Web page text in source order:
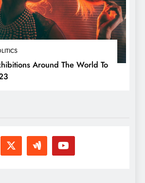
Around The World To